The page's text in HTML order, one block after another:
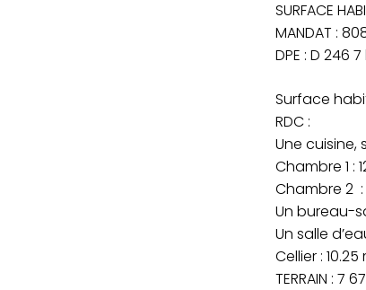
SURFACE
MANDAT :
DPE : D 246
Surface
RDC :
Une cuisine,
Chambre 1 :
Chambre 2 :
Un bureau-
Un salle
Cellier :
TERRAIN : 7